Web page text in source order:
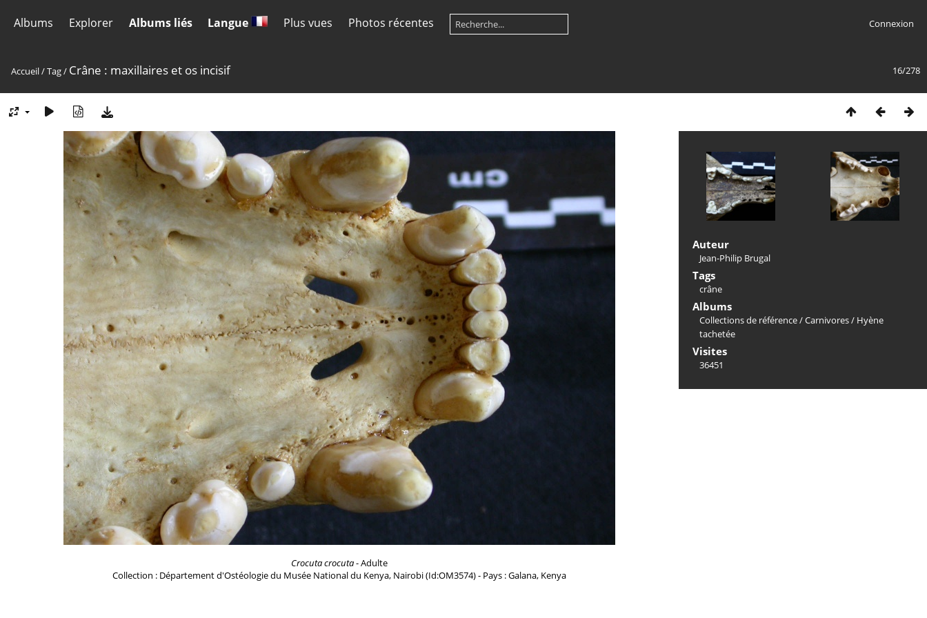
Albums Explorer Albums liés Langue Plus vues Photos récentes Connexion
16/278
Accueil/Tag/ Crâne : maxillaires et os incisif
Crocuta crocuta- Adulte
Collection : Département d'Ostéologie du Musée National du Kenya, Nairobi (Id:OM3574) - Pays : Galana, Kenya
Auteur
Jean-Philip Brugal
Tags
crâne
Albums
Collections de référence/Carnivores/ Hyène
tachetée
Visites
36451